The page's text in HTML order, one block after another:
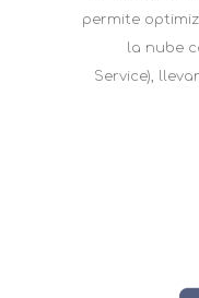
permite
la nube
Service),